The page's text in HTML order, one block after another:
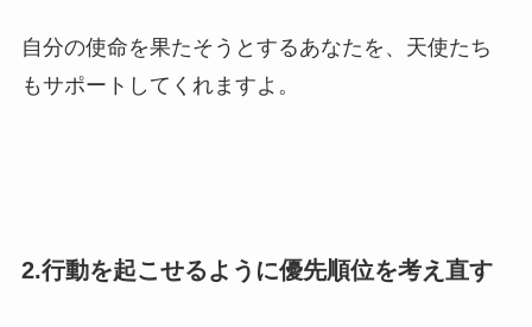
自分の使命を果たそうとするあなたを、天使たち
もサポートしてくれますよ。
2.行動を起こせるように優先順位を考え直す